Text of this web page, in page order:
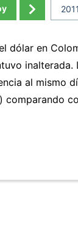
dólar en
inalterada.
al mismo
comparando